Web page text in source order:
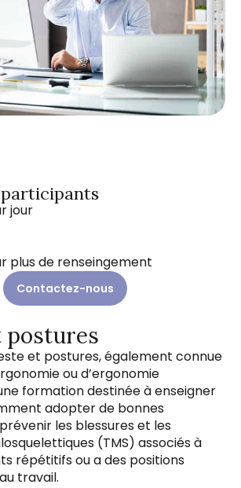
postures
et postures, également connue
ou d’ergonomie
formation destinée à enseigner
adopter de bonnes
les blessures et les
(TMS) associés à
répétitifs ou a des positions
travail.
jour
plus de renseingement
Contactez-nous